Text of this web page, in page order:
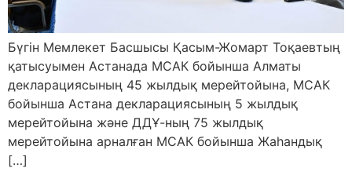
Бүгін Мемлекет Басшысы Қасым-Жомарт Тоқаевтың
қатысуымен Астанада МСАК бойынша Алматы
декларациясының 45 жылдық мерейтойына, МСАК
бойынша Астана декларациясының 5 жылдық
мерейтойына және ДДҰ-ның 75 жылдық
мерейтойына арналған МСАК бойынша Жаһандық
[…]